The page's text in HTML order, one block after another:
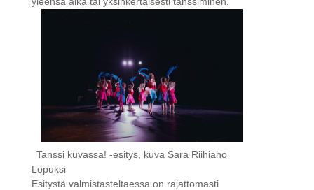
Tanssi kuvassa! -esitys, kuva Sara Riihiaho
Lopuksi
Esitystä valmistasteltaessa on rajattomasti